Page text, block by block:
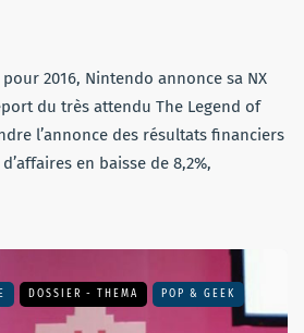
2016, Nintendo annonce sa NX
du très attendu The Legend of
l’annonce des résultats financiers
en baisse de 8,2%,
DOSSIER - THEMA POP & GEEK